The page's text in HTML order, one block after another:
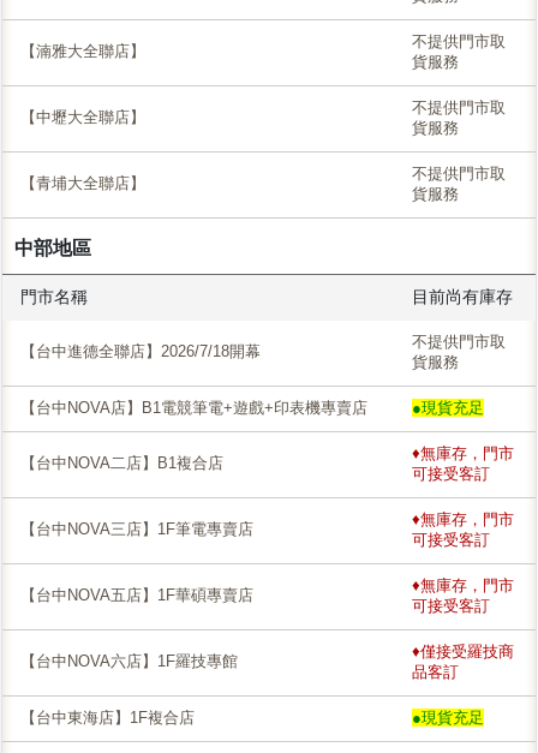
【湳雅大全聯店】
不提供門市取
貨服務
【中壢大全聯店】
不提供門市取
貨服務
【青埔大全聯店】
不提供門市取
貨服務
中部地區
門市名稱 目前尚有庫存
【台中進德全聯店】2026/7/18開幕
不提供門市取
貨服務
【台中NOVA店】B1電競筆電+遊戲+印表機專賣店 ●現貨充足
【台中NOVA二店】B1複合店
♦無庫存，門市
可接受客訂
【台中NOVA三店】1F筆電專賣店
♦無庫存，門市
可接受客訂
【台中NOVA五店】1F華碩專賣店
♦無庫存，門市
可接受客訂
【台中NOVA六店】1F羅技專館
♦僅接受羅技商
品客訂
【台中東海店】1F複合店 ●現貨充足